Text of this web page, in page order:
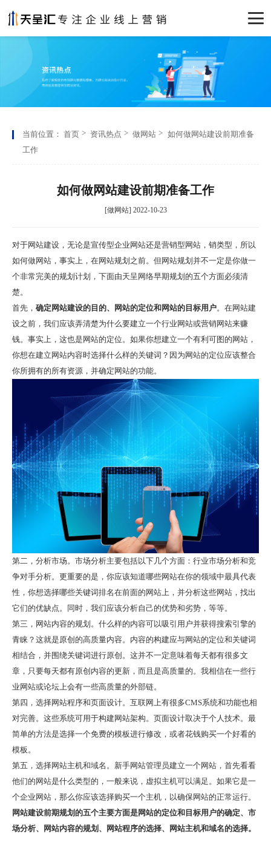
当前位置： 首页 资讯热点 做网站
如何做网站建设前期准备
工作
如何做网站建设前期准备工作
[做网站] 2022-10-23
对于网站建设，无论是宣传型企业网站还是营销型网站，销类型，所以
如何做网站，事实上，在网站规划之前。但网站规划并不一定是你做一
个非常完美的规划计划，下面由天呈网络早期规划的五个方面必须清
楚。
首先， 确定网站建设的目的、网站的定位和网站的目标用户。在网站建
设之前，我们应该弄清楚为什么要建立一个行业网站或营销网站来赚
钱。事实上，这也是网站的定位。如果你想建立一个有利可图的网站，
你想在建立网站内容时选择什么样的关键词？因为网站的定位应该整合
你所拥有的所有资源，并确定网站的功能。
第二，分析市场。市场分析主要包括以下几个方面：行业市场分析和竞
争对手分析。更重要的是，你应该知道哪些网站在你的领域中最具代表
性，你想选择哪些关键词排名在前面的网站上，并分析这些网站，找出
它们的优缺点。同时，我们应该分析自己的优势和劣势，等等。
第三，网站内容的规划。什么样的内容可以吸引用户并获得搜索引擎的
青睐？这就是原创的高质量内容。内容的构建应与网站的定位和关键词
相结合，并围绕关键词进行原创。这并不一定意味着每天都有很多文
章，只要每天都有原创内容的更新，而且是高质量的。我相信在一些行
业网站或论坛上会有一些高质量的外部链。
第四，选择网站程序和页面设计。互联网上有很多CMS系统和功能也相
对完善。这些系统可用于构建网站架构。页面设计取决于个人技术。最
简单的方法是选择一个免费的模板进行修改，或者花钱购买一个好看的
模板。
第五，选择网站主机和域名。新手网站管理员建立一个网站，首先看看
他们的网站是什么类型的，一般来说，虚拟主机可以满足。如果它是一
个企业网站，那么你应该选择购买一个主机，以确保网站的正常运行。
网站建设前期规划的五个主要方面是网站的定位和目标用户的确定、市
场分析、网站内容的规划、网站程序的选择、网站主机和域名的选择。